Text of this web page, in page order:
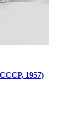
1957)